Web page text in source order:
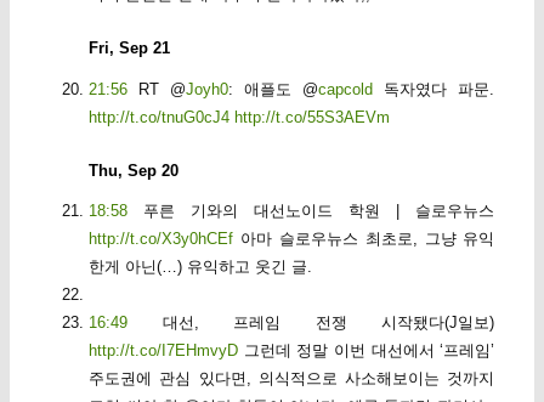
Fri, Sep 21
21:56 RT @Joyh0: 애플도 @capcold 독자였다 파문.
http://t.co/tnuG0cJ4 http://t.co/55S3AEVm
Thu, Sep 20
18:58
푸른 기와의 대선노이드 학원 | 슬로우뉴스
http://t.co/X3y0hCEf 아마 슬로우뉴스 최초로, 그냥 유익
한게 아닌(…) 유익하고 웃긴 글.
16:49
대선, 프레임 전쟁 시작됐다(J일보)
http://t.co/I7EHmvyD 그런데 정말 이번 대선에서 ‘프레임’
주도권에 관심 있다면, 의식적으로 사소해보이는 것까지